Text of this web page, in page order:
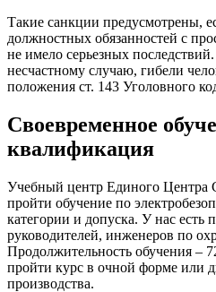
Такие санкции предусмотрены,
должностных обязанностей с
не имело серьезных
несчастному случаю, гибели
положения ст. 143 Уголовного
Своевременное
квалификация
Учебный центр Единого Центра
пройти обучение по
категории и допуска. У нас есть
руководителей, инженеров по
Продолжительность обучения –
пройти курс в очной форме или
производства.